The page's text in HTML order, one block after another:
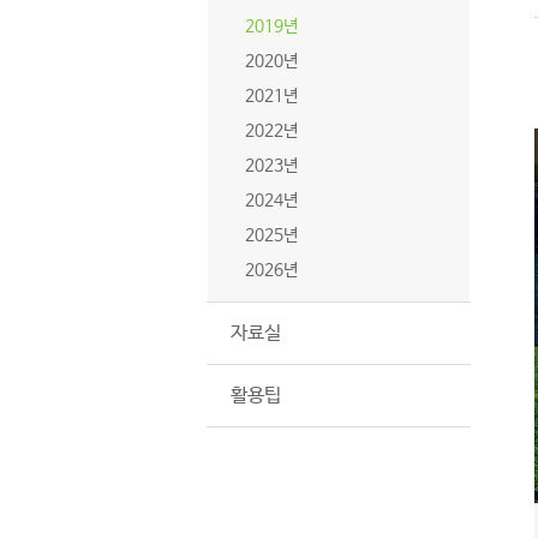
2019년
2020년
2021년
2022년
2023년
2024년
2025년
2026년
자료실
활용팁